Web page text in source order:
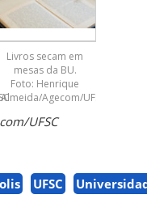
Livros secam em
mesas da BU.
Foto: Henrique
Almeida/Agecom/UFSC
UFSC
UFSC